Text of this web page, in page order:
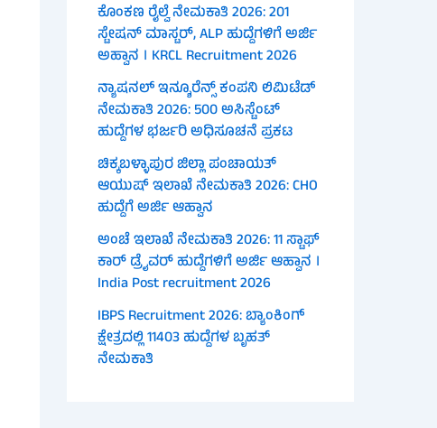
ಕೊಂಕಣ ರೈಲ್ವೆ ನೇಮಕಾತಿ 2026: 201
ಸ್ಟೇಷನ್ ಮಾಸ್ಟರ್, ALP ಹುದ್ದೆಗಳಿಗೆ ಅರ್ಜಿ
ಅಹ್ವಾನ । KRCL Recruitment 2026
ನ್ಯಾಷನಲ್ ಇನ್ಶೂರೆನ್ಸ್ ಕಂಪನಿ ಲಿಮಿಟೆಡ್
ನೇಮಕಾತಿ 2026: 500 ಅಸಿಸ್ಟೆಂಟ್
ಹುದ್ದೆಗಳ ಭರ್ಜರಿ ಅಧಿಸೂಚನೆ ಪ್ರಕಟ
ಚಿಕ್ಕಬಳ್ಳಾಪುರ ಜಿಲ್ಲಾ ಪಂಚಾಯತ್
ಆಯುಷ್ ಇಲಾಖೆ ನೇಮಕಾತಿ 2026: CHO
ಹುದ್ದೆಗೆ ಅರ್ಜಿ ಆಹ್ವಾನ
ಅಂಚೆ ಇಲಾಖೆ ನೇಮಕಾತಿ 2026: 11 ಸ್ಟಾಫ್
ಕಾರ್ ಡ್ರೈವರ್ ಹುದ್ದೆಗಳಿಗೆ ಅರ್ಜಿ ಆಹ್ವಾನ ।
India Post recruitment 2026
IBPS Recruitment 2026: ಬ್ಯಾಂಕಿಂಗ್
ಕ್ಷೇತ್ರದಲ್ಲಿ 11403 ಹುದ್ದೆಗಳ ಬೃಹತ್
ನೇಮಕಾತಿ